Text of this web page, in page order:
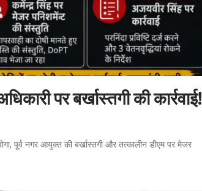
पर बर्खास्तगी की कार्रवाई!
पूर्व नगर आयुक्त की बर्खास्तगी और तत्कालीन डीएम पर मेजर